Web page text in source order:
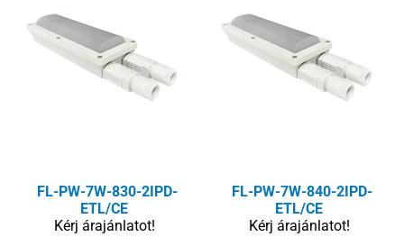
FL-PW-7W-830-2IPD-
ETL/CE
Kérj árajánlatot!
FL-PW-7W-840-2IPD-
ETL/CE
Kérj árajánlatot!